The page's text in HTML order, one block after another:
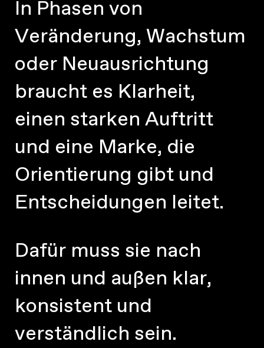
In Phasen von
Veränderung, Wachstum
oder Neuausrichtung
braucht es Klarheit,
einen starken Auftritt
und eine Marke, die
Orientierung gibt und
Entscheidungen leitet.
Dafür muss sie nach
innen und außen klar,
konsistent und
verständlich sein.